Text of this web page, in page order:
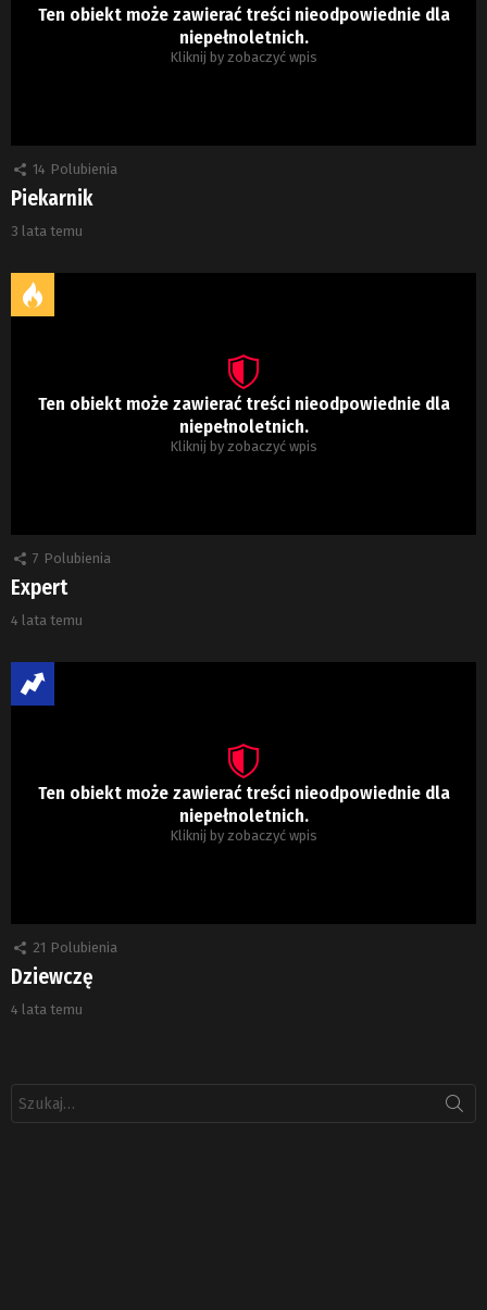
Ten obiekt może zawierać treści nieodpowiednie dla
niepełnoletnich.
Kliknij by zobaczyć wpis
14 Polubienia
Piekarnik
3 lata temu
Ten obiekt może zawierać treści nieodpowiednie dla
niepełnoletnich.
Kliknij by zobaczyć wpis
7 Polubienia
Expert
4 lata temu
Ten obiekt może zawierać treści nieodpowiednie dla
niepełnoletnich.
Kliknij by zobaczyć wpis
21 Polubienia
Dziewczę
4 lata temu